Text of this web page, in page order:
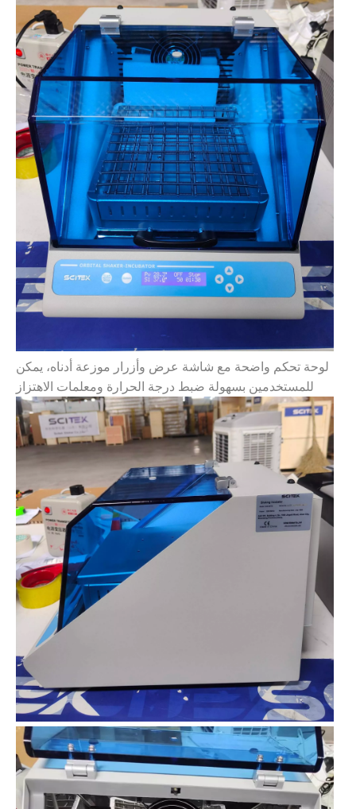
لوحة تحكم واضحة مع شاشة عرض وأزرار موزعة أدناه، يمكن
للمستخدمين بسهولة ضبط درجة الحرارة ومعلمات الاهتزاز